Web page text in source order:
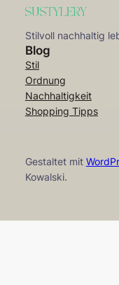
Stilvoll nachhaltig
Blog
Stil
Ordnung
Nachhaltigkeit
Shopping Tipps
Gestaltet mit
Kowalski.